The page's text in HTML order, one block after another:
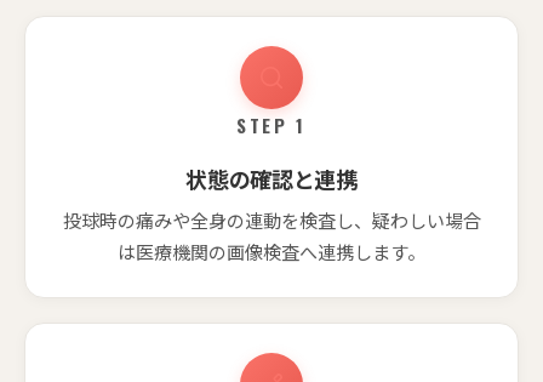
STEP 1
状態の確認と連携
投球時の痛みや全身の連動を検査し、疑わしい場合
は医療機関の画像検査へ連携します。